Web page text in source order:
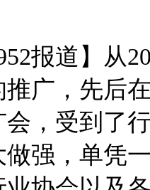
道】从
广，先后
，受到了
强，单凭